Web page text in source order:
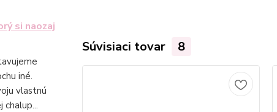
si naozaj
iné.
vlastnú
chalup...
Súvisiaci tovar 8